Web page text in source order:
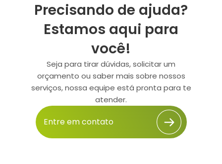
Precisando de ajuda?
Estamos aqui para
você!
Seja para tirar dúvidas, solicitar um
orçamento ou saber mais sobre nossos
serviços, nossa equipe está pronta para te
atender.
Entre em contato